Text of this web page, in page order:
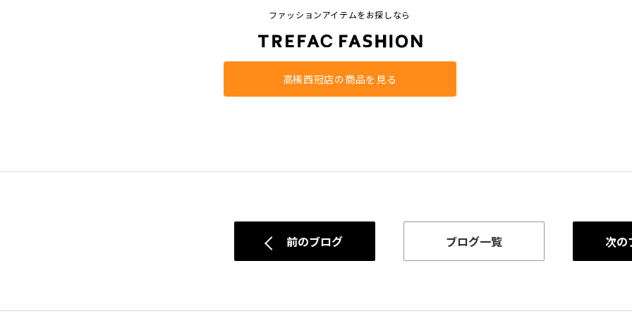
ファッションアイテムをお探しなら
高槻西冠店の商品を見る
前のブログ ブログ一覧 次の